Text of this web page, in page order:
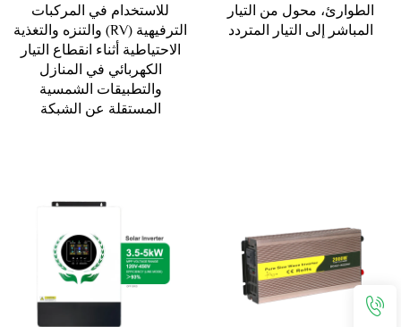
الطوارئ، محول من التيار
المباشر إلى التيار المتردد
للاستخدام في المركبات
الترفيهية (RV) والتنزه والتغذية
الاحتياطية أثناء انقطاع التيار
الكهربائي في المنازل
والتطبيقات الشمسية
المستقلة عن الشبكة